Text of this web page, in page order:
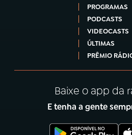
PROGRAMAS
PODCASTS
VIDEOCASTS
ÚLTIMAS
PRÊMIO
Baixe o app da
E tenha a gente